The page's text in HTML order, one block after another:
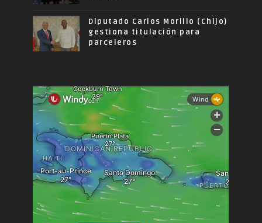
Diputado Carlos Morillo (Chijo)
gestiona titulación para
parceleros